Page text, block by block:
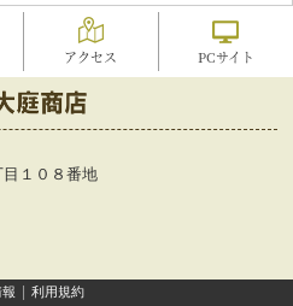
アクセス PCサイト
１０８番地
利用規約